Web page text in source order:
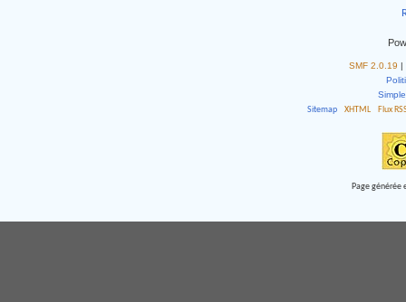
SMF 2.0.19 |
Sitemap
XHTML Flux
Page générée